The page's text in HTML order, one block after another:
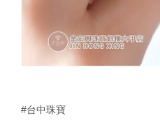
#台中珠寶